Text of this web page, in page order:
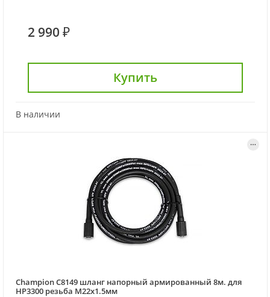
2 990 ₽
Купить
В наличии
Champion C8149 шланг напорный армированный 8м. для
HP3300 резьба М22х1.5мм